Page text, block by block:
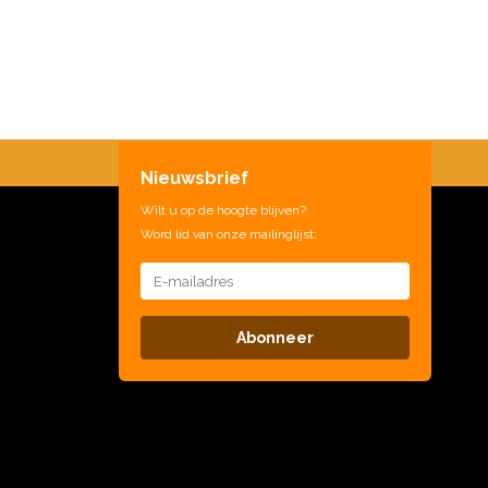
Nieuwsbrief
Wilt u op de hoogte blijven?
Word lid van onze mailinglijst:
Abonneer